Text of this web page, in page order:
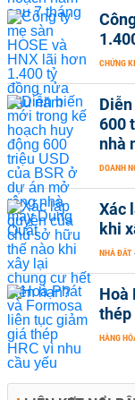
8,4
8,35
8,25
8,05
07 tháng
8,4
8,25
8
08 tháng
8,4
8,2
7,95
09 tháng
8,5
8,3
8,25
8
10 tháng
CHỨNG
600
nhà
DOANH
Xác
khi
NHÀ ĐẤT
Hoà
thép
HÀNG